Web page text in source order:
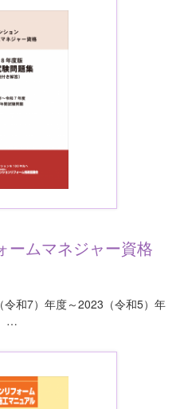
ームマネジャー資格
和7）年度～2023（令和5）年
…